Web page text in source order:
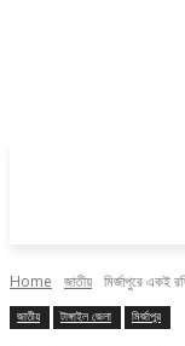
Home জাতীয় মির্জাপুরে একই
জাতীয় টাঙ্গাইল জেলা মির্জাপুর